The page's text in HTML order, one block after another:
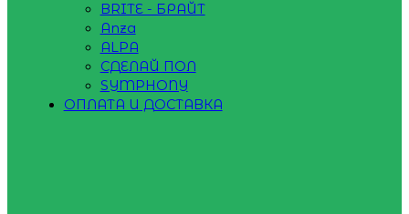
BRITE - БРАЙТ
Anza
ALPA
СДЕЛАЙ ПОЛ
SYMPHONY
ОПЛАТА И ДОСТАВКА